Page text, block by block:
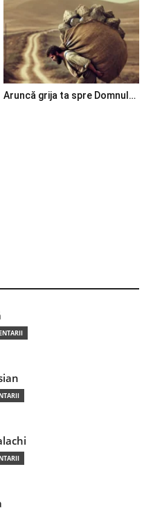
Aruncă grija ta spre Domnul…